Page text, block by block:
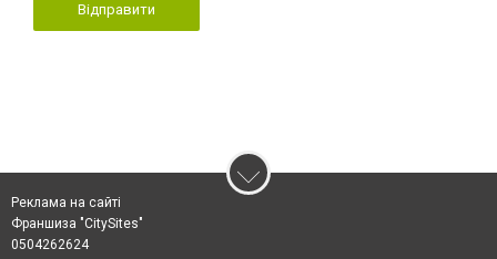
Відправити
Реклама на сайті
Франшиза "CitySites"
0504262624